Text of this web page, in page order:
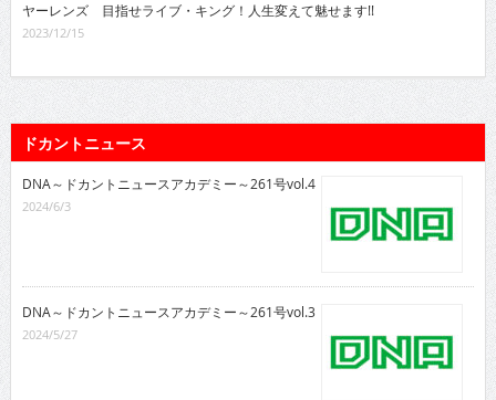
ヤーレンズ 目指せライブ・キング！人生変えて魅せます!!
2023/12/15
ドカントニュース
DNA～ドカントニュースアカデミー～261号vol.4
2024/6/3
DNA～ドカントニュースアカデミー～261号vol.3
2024/5/27